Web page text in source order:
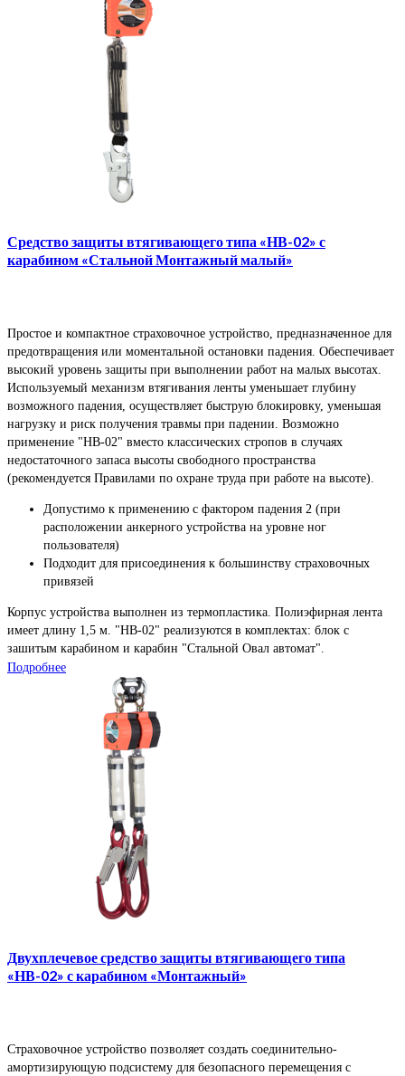
Средство защиты втягивающего типа «НВ-02» с
карабином «Стальной Монтажный малый»
Простое и компактное страховочное устройство, предназначенное для
предотвращения или моментальной остановки падения. Обеспечивает
высокий уровень защиты при выполнении работ на малых высотах.
Используемый механизм втягивания ленты уменьшает глубину
возможного падения, осуществляет быструю блокировку, уменьшая
нагрузку и риск получения травмы при падении. Возможно
применение "НВ-02" вместо классических стропов в случаях
недостаточного запаса высоты свободного пространства
(рекомендуется Правилами по охране труда при работе на высоте).
Допустимо к применению с фактором падения 2 (при
расположении анкерного устройства на уровне ног
пользователя)
Подходит для присоединения к большинству страховочных
привязей
Корпус устройства выполнен из термопластика. Полиэфирная лента
имеет длину 1,5 м. "НВ-02" реализуются в комплектах: блок с
зашитым карабином и карабин "Стальной Овал автомат".
Подробнее
Двухплечевое средство защиты втягивающего типа
«НВ-02» с карабином «Монтажный»
Страховочное устройство позволяет создать соединительно-
амортизирующую подсистему для безопасного перемещения с